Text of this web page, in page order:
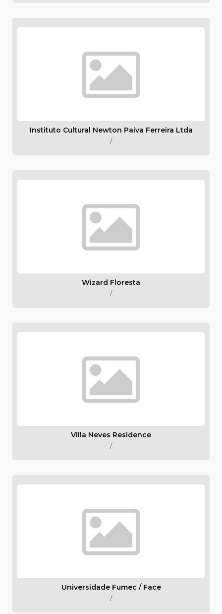
Instituto Cultural Newton Paiva Ferreira Ltda
/
Wizard Floresta
/
Villa Neves Residence
/
Universidade Fumec / Face
/